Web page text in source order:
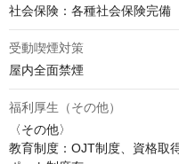
社会保険：各種社会保険完備
受動喫煙対策
屋内全面禁煙
福利厚生（その他）
〈その他〉
教育制度：OJT制度、資格取